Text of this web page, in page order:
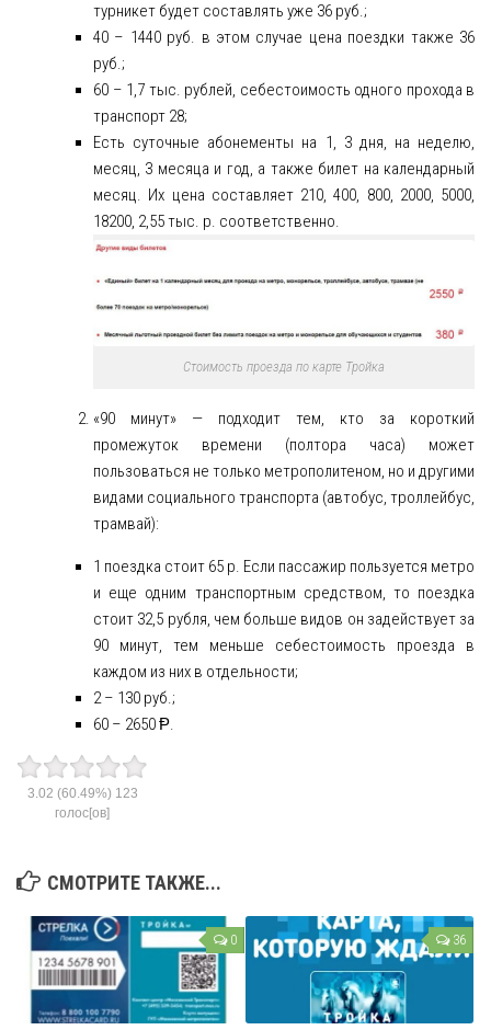
турникет будет составлять уже 36 руб.;
40 – 1440 руб. в этом случае цена поездки также 36
руб.;
60 – 1,7 тыс. рублей, себестоимость одного прохода в
транспорт 28;
Есть суточные абонементы на 1, 3 дня, на неделю,
месяц, 3 месяца и год, а также билет на календарный
месяц. Их цена составляет 210, 400, 800, 2000, 5000,
18200, 2,55 тыс. р. соответственно.
Стоимость проезда по карте Тройка
«90 минут» — подходит тем, кто за короткий
промежуток времени (полтора часа) может
пользоваться не только метрополитеном, но и другими
видами социального транспорта (автобус, троллейбус,
трамвай):
1 поездка стоит 65 р. Если пассажир пользуется метро
и еще одним транспортным средством, то поездка
стоит 32,5 рубля, чем больше видов он задействует за
90 минут, тем меньше себестоимость проезда в
каждом из них в отдельности;
2 – 130 руб.;
60 – 2650 Ᵽ.
3.02 (60.49%) 123
голос[ов]
СМОТРИТЕ ТАКЖЕ...
0 36